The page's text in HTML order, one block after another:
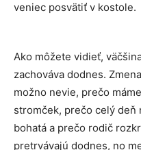
veniec posvätiť v kostole.
Ako môžete vidieť,
zachováva dodnes.
možno nevie, prečo
stromček, prečo celý deň
bohatá a prečo rodič
pretrvávajú dodnes, no